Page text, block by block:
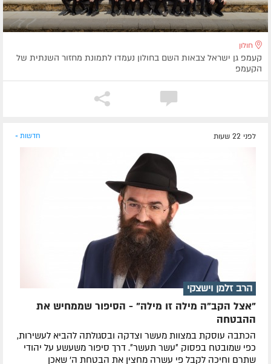
חולון
קעמפ גן ישראל צבאות השם בחולון נעמדו לתמונת מחזור השנתית של
הקעמפ
לפני 22 שעות חדשות »
הרב זלמן וישצקי
"אצל הקב"ה מילה זו מילה" - הסיפור שממחיש את
ההבטחה
הכתבה עוסקת במצוות מעשר וצדקה ובסגולתה להביא לעשירות,
כפי שמובטח בפסוק ״עשר תעשר״. דרך סיפור משעשע על יהודי
שתרם וחיכה לקבל פי עשרה מחצין את הבטחת ה' שאכן